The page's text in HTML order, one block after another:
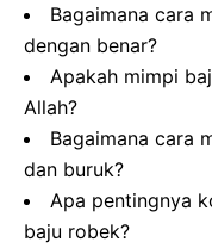
Bagaimana cara
dengan benar?
Apakah mimpi
Allah?
Bagaimana cara
dan buruk?
Apa pentingnya
baju robek?